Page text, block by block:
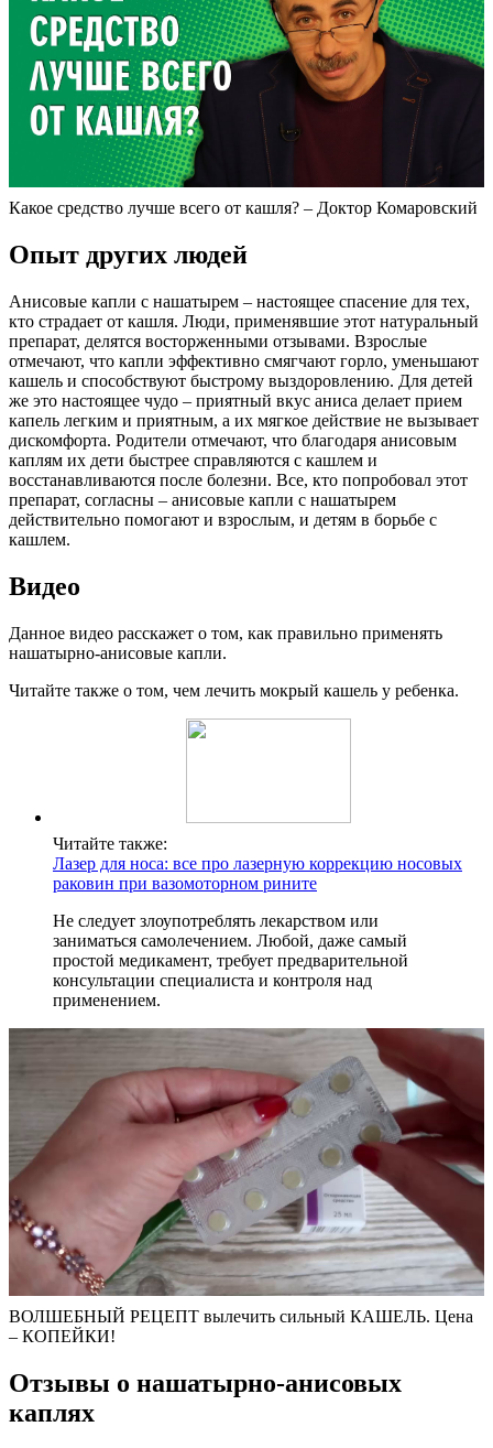
Какое средство лучше всего от кашля? – Доктор Комаровский
Опыт других людей
Анисовые капли с нашатырем – настоящее спасение для тех,
кто страдает от кашля. Люди, применявшие этот натуральный
препарат, делятся восторженными отзывами. Взрослые
отмечают, что капли эффективно смягчают горло, уменьшают
кашель и способствуют быстрому выздоровлению. Для детей
же это настоящее чудо – приятный вкус аниса делает прием
капель легким и приятным, а их мягкое действие не вызывает
дискомфорта. Родители отмечают, что благодаря анисовым
каплям их дети быстрее справляются с кашлем и
восстанавливаются после болезни. Все, кто попробовал этот
препарат, согласны – анисовые капли с нашатырем
действительно помогают и взрослым, и детям в борьбе с
кашлем.
Видео
Данное видео расскажет о том, как правильно применять
нашатырно-анисовые капли.
Читайте также о том, чем лечить мокрый кашель у ребенка.
Читайте также:
Лазер для носа: все про лазерную коррекцию носовых
раковин при вазомоторном рините
Не следует злоупотреблять лекарством или
заниматься самолечением. Любой, даже самый
простой медикамент, требует предварительной
консультации специалиста и контроля над
применением.
ВОЛШЕБНЫЙ РЕЦЕПТ вылечить сильный КАШЕЛЬ. Цена
– КОПЕЙКИ!
Отзывы о нашатырно-анисовых
каплях